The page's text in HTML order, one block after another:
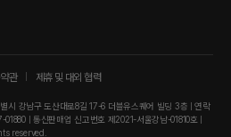
관 제휴 및 대외 협력
시 강남구 도산대로8길 17-6 더블유스퀘어 빌딩 3층 | 연락
| 통신판매업 신고번호 제2021-서울강남-01810호 |
reserved.